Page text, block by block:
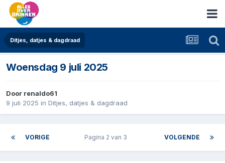
Ditjes, datjes & dagdraad
Woensdag 9 juli 2025
Door renaldo61
9 juli 2025 in Ditjes, datjes & dagdraad
VORIGE VOLGENDE
Pagina 2 van 3